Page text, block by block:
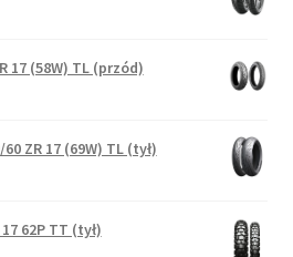
17 (58W) TL (przód)
ZR 17 (69W) TL (tył)
62P TT (tył)